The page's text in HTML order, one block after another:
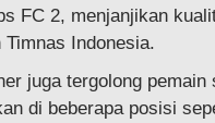
FC 2, menjanjikan
Indonesia.
juga tergolong pemain
di beberapa posisi